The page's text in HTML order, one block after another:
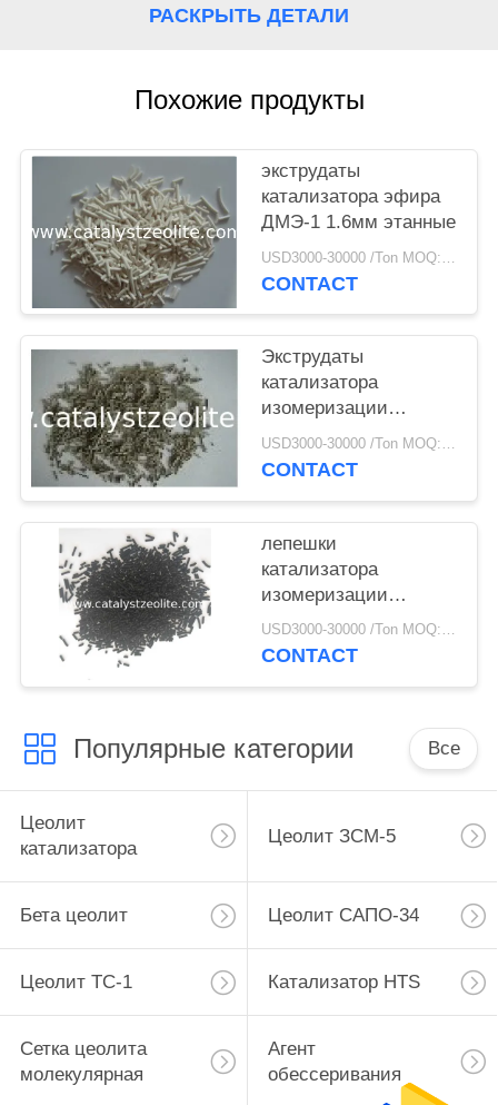
РАСКРЫТЬ ДЕТАЛИ
Похожие продукты
экструдаты
катализатора эфира
ДМЭ-1 1.6мм этанные
USD3000-30000 /Ton MOQ:1 кг
CONTACT
Экструдаты
катализатора
изомеризации
платины СКИ-110
0,046%
USD3000-30000 /Ton MOQ:1 кг
CONTACT
лепешки
катализатора
изомеризации
платины 2.2мн 0,32% USD3000-30000 /Ton MOQ:1 кг
CONTACT
Популярные категории Все
Цеолит
катализатора
Цеолит ЗСМ-5
Бета цеолит Цеолит САПО-34
Цеолит ТС-1 Катализатор HTS
Сетка цеолита
молекулярная
Агент
обессеривания